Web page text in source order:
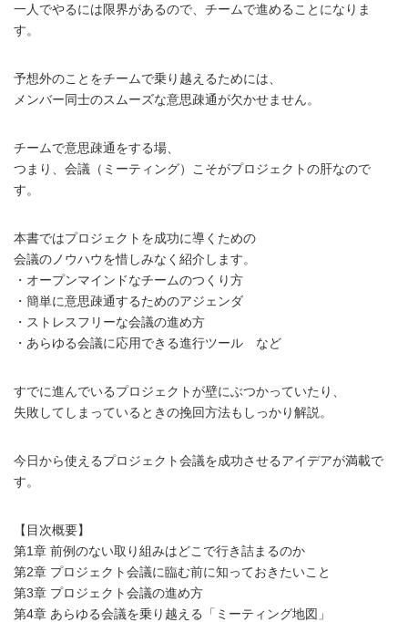
一人でやるには限界があるので、チームで進めることになりま
す。
予想外のことをチームで乗り越えるためには、
メンバー同士のスムーズな意思疎通が欠かせません。
チームで意思疎通をする場、
つまり、会議（ミーティング）こそがプロジェクトの肝なので
す。
本書ではプロジェクトを成功に導くための
会議のノウハウを惜しみなく紹介します。
・オープンマインドなチームのつくり方
・簡単に意思疎通するためのアジェンダ
・ストレスフリーな会議の進め方
・あらゆる会議に応用できる進行ツール など
すでに進んでいるプロジェクトが壁にぶつかっていたり、
失敗してしまっているときの挽回方法もしっかり解説。
今日から使えるプロジェクト会議を成功させるアイデアが満載で
す。
【目次概要】
第1章 前例のない取り組みはどこで行き詰まるのか
第2章 プロジェクト会議に臨む前に知っておきたいこと
第3章 プロジェクト会議の進め方
第4章 あらゆる会議を乗り越える「ミーティング地図」